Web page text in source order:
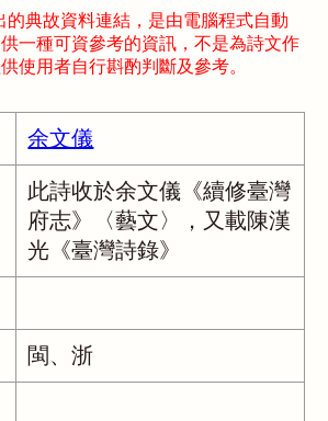
的典故資料連結，是由電腦程式自動
一種可資參考的資訊，不是為詩文作
使用者自行斟酌判斷及參考。
余文儀
此詩收於余文儀《續修臺灣
府志》〈藝文〉，又載陳漢
光《臺灣詩錄》
閩、浙